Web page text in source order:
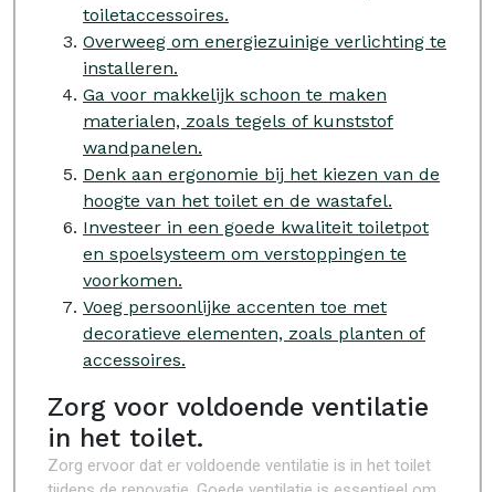
toiletaccessoires.
Overweeg om energiezuinige verlichting te
installeren.
Ga voor makkelijk schoon te maken
materialen, zoals tegels of kunststof
wandpanelen.
Denk aan ergonomie bij het kiezen van de
hoogte van het toilet en de wastafel.
Investeer in een goede kwaliteit toiletpot
en spoelsysteem om verstoppingen te
voorkomen.
Voeg persoonlijke accenten toe met
decoratieve elementen, zoals planten of
accessoires.
Zorg voor voldoende ventilatie
in het toilet.
Zorg ervoor dat er voldoende ventilatie is in het toilet